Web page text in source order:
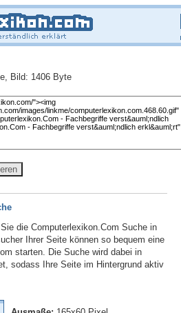
Bild: 1406 Byte
die Computerlexikon.Com Suche in
Ihrer Seite können so bequem eine
starten. Die Suche wird dabei in
sodass Ihre Seite im Hintergrund aktiv